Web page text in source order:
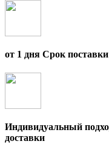
от 1 дня Срок
Индивидуальный
доставки